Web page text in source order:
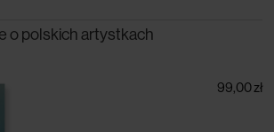
o polskich artystkach
99,00 zł